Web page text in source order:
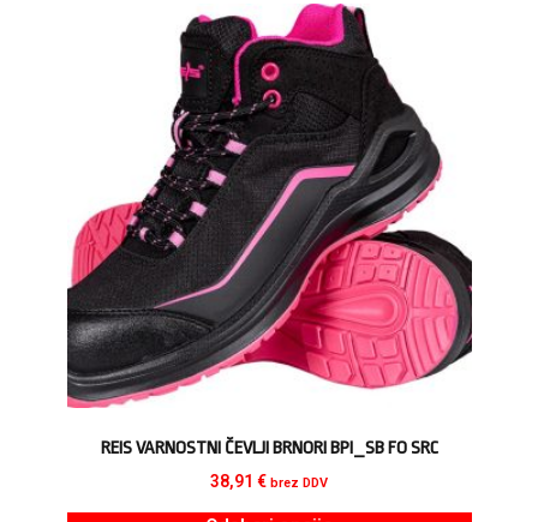
REIS VARNOSTNI ČEVLJI BRNORI BPI_SB FO SRC
38,91 € brez DDV